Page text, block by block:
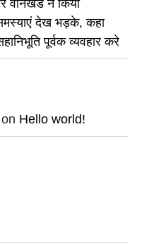
वानखडे ने किया
समस्याएं देख भड़के, कहा
पूर्वक व्यवहार करे
on Hello world!